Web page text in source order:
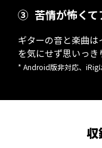
③ 苦情が怖く
ギターの音と楽曲
を気にせず思いっき
* Android版非対応、iRig
収